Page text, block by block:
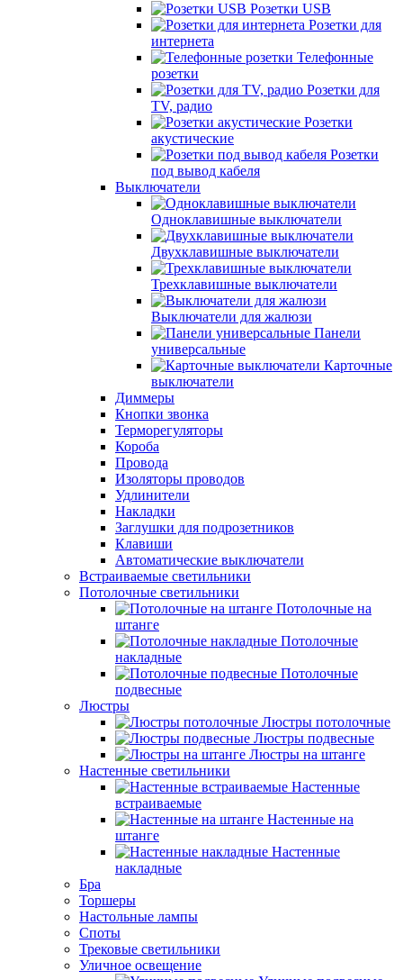
Розетки USB
Розетки для
интернета
Телефонные
розетки
Розетки для
TV, радио
Розетки
акустические
Розетки
под вывод кабеля
Выключатели
Одноклавишные выключатели
Двухклавишные выключатели
Трехклавишные выключатели
Выключатели для жалюзи
Панели
универсальные
Карточные
выключатели
Диммеры
Кнопки звонка
Терморегуляторы
Короба
Провода
Изоляторы проводов
Удлинители
Накладки
Заглушки для подрозетников
Клавиши
Автоматические выключатели
Встраиваемые светильники
Потолочные светильники
Потолочные на
штанге
Потолочные
накладные
Потолочные
подвесные
Люстры
Люстры потолочные
Люстры подвесные
Люстры на штанге
Настенные светильники
Настенные
встраиваемые
Настенные на
штанге
Настенные
накладные
Бра
Торшеры
Настольные лампы
Споты
Трековые светильники
Уличное освещение